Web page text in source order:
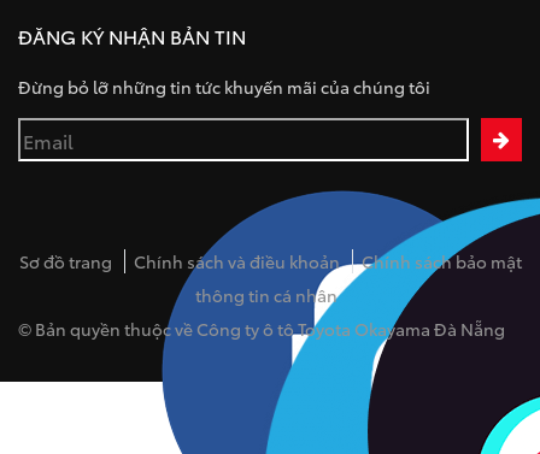
ĐĂNG KÝ NHẬN BẢN TIN
Đừng bỏ lỡ những tin tức khuyến mãi của chúng tôi
Sơ đồ trang Chính sách và điều khoản
Chính sách bảo mật
thông tin cá nhân
© Bản quyền thuộc về Công ty ô tô Toyota Okayama Đà Nẵng